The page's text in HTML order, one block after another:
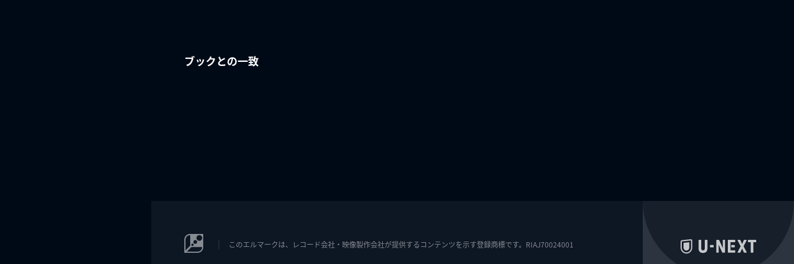
ブックとの一致
このエルマークは、レコード会社・映像製作会社が提供するコンテンツを示す登録商標です。RIAJ70024001